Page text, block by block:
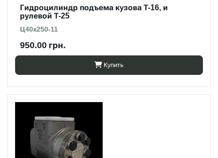
Гидроцилиндр подъема кузова Т-16, и
рулевой Т-25
Ц40х250-11
950.00 грн.
Купить